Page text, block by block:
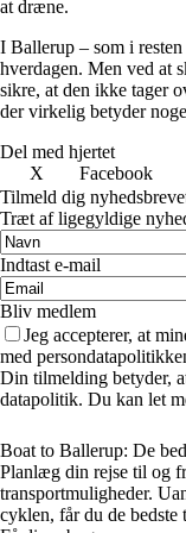
at dræne.
I Ballerup – som i
hverdagen. Men ved at
sikre, at den ikke tager
der virkelig betyder
Del med hjertet
X
Facebook
Tilmeld dig
Træt af ligegyldige
Indtast e-mail
Bliv medlem
Jeg accepterer, at
med
Din tilmelding betyder,
datapolitik. Du kan let
Boat to Ballerup: De
Planlæg din rejse til og
transportmuligheder.
cyklen, får du de bedste